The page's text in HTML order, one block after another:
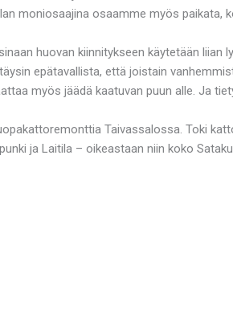
moniosaajina osaamme myös paikata,
huovan kiinnitykseen käytetään liian
epätavallista, että joistain
myös jäädä kaatuvan puun alle. Ja
Taivassalossa. Toki
ja Laitila – oikeastaan niin koko